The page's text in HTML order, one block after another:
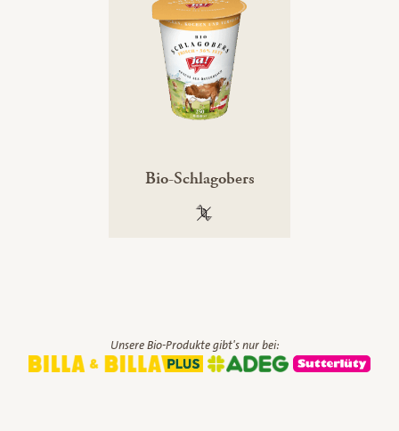
Bio-Schlagobers
100 % gentechnikfrei
Unsere Bio-Produkte gibt's nur bei: